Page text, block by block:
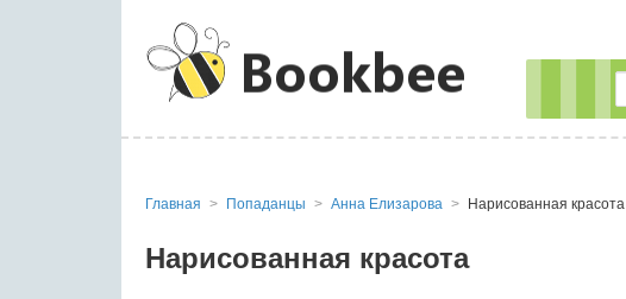
Главная Попаданцы Анна Елизарова Нарисованная красота
Нарисованная красота